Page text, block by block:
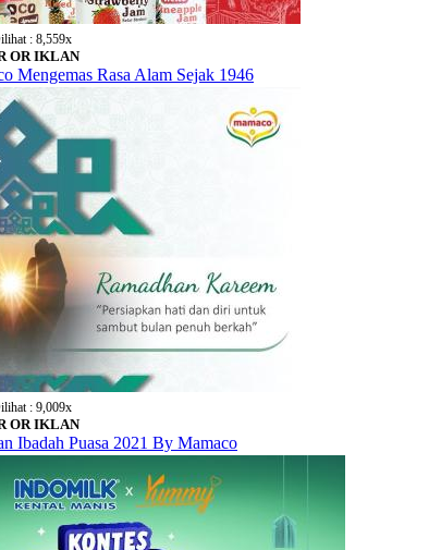
: 8,559x
OR IKLAN
Mengemas Rasa Alam Sejak 1946
: 9,009x
OR IKLAN
Ibadah Puasa 2021 By Mamaco